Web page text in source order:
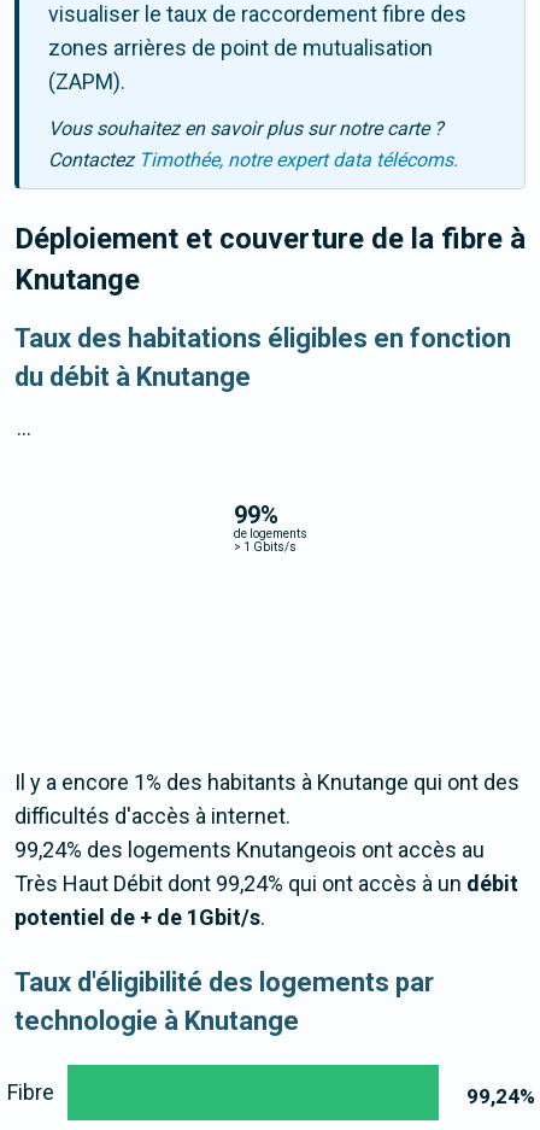
visualiser le taux de raccordement fibre des
zones arrières de point de mutualisation
(ZAPM).
Vous souhaitez en savoir plus sur notre carte ?
Contactez Timothée, notre expert data télécoms.
Déploiement et couverture de la fibre à
Knutange
Taux des habitations éligibles en fonction
du débit à Knutange
99%
de logements
> 1 Gbits/s
...
Il y a encore 1% des habitants à Knutange qui ont des
difficultés d'accès à internet.
99,24% des logements Knutangeois ont accès au
Très Haut Débit dont 99,24% qui ont accès à un débit
potentiel de + de 1Gbit/s.
Taux d'éligibilité des logements par
technologie à Knutange
99,24%
Fibre